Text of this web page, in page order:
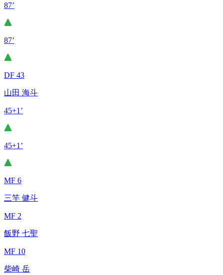
87’
87’
DF 43
山田 海斗
45+1’
45+1’
MF 6
三竿 健斗
MF 2
飯野 七聖
MF 10
柴崎 岳